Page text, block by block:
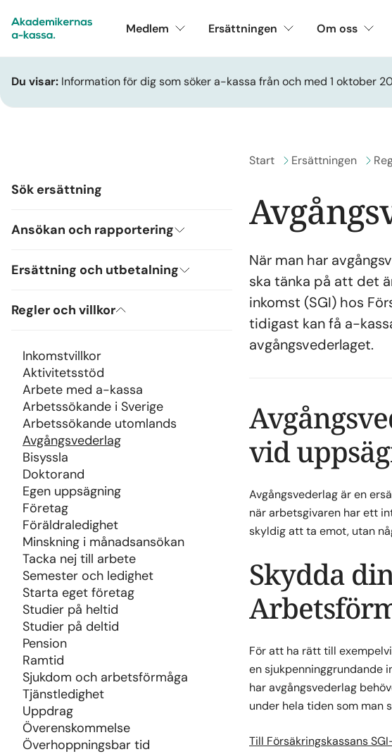
Medlem Ersättningen Om oss
Du visar: Information för dig som söker a-kassa från och med 1 oktober
Sök ersättning
Ansökan och rapportering
Ersättning och utbetalning
Regler och villkor
Inkomstvillkor
Aktivitetsstöd
Arbete med a-kassa
Arbetssökande i Sverige
Arbetssökande utomlands
Avgångsvederlag
Bisyssla
Doktorand
Egen uppsägning
Företag
Föräldraledighet
Minskning i månadsansökan
Tacka nej till arbete
Semester och ledighet
Starta eget företag
Studier på heltid
Studier på deltid
Pension
Ramtid
Sjukdom och arbetsförmåga
Tjänstledighet
Uppdrag
Överenskommelse
Överhoppningsbar tid
Gå till
Start Gå till
Ersättningen
När man har
ska tänka på att det
inkomst (SGI) hos
tidigast kan få a-
avgångsvederlaget.
vid
Avgångsvederlag är en
när arbetsgivaren har ett
skyldig att ta emot, utan
Skydda
För att ha rätt till
en sjukpenninggrundande
har avgångsvederlag
under hela tiden som man
Till Försäkringskassans